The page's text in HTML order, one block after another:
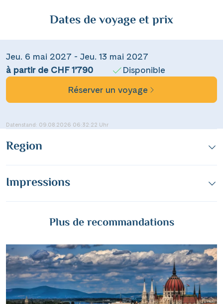
WhatsApp
per E-Mail senden
Dates de voyage et prix
Jeu. 6 mai 2027 - Jeu. 13 mai 2027
à partir de CHF 1’790
Disponible
Réserver un voyage
Datenstand: 09.08.2026 06:32:22 Uhr
Region
Impressions
Plus de recommandations